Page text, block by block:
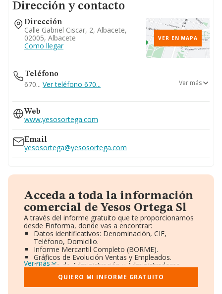
Dirección y contacto
Dirección
Calle Gabriel Ciscar, 2, Albacete,
02005, Albacete
Como llegar
VER EN MAPA
Teléfono
670... Ver teléfono 670...
967670024
Ver más
Web
www.yesosortega.com
Email
yesosortega@yesosortega.com
Acceda a toda la información
comercial de Yesos Ortega Sl
A través del informe gratuito que te proporcionamos
desde Einforma, donde vas a encontrar:
Datos identificativos: Denominación, CIF,
Teléfono, Domicilio.
Informe Mercantil Completo (BORME).
Gráficos de Evolución Ventas y Empleados.
Consejo de Administración y Administradores.
Directivos y Ejecutivos.
Accionistas.
Participaciones y Vinculaciones en otras empresas.
Ver más
QUIERO MI INFORME GRATUITO